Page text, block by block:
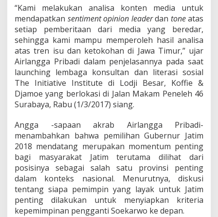
"
K
h
o
f
i
a
h
T
a
p
i
e
m
i
l
i
k
i
P
R
“Kami melakukan analisa konten media untuk
mendapatkan sentiment opinion leaderdan toneatas
setiap pemberitaan dari media yang beredar,
sehingga kami mampu memperoleh hasil analisa
atas tren isu dan ketokohan di Jawa Timur,” ujar
Airlangga Pribadi dalam penjelasannya pada saat
launching lembaga konsultan dan literasi sosial
The Initiative Institute di Lodji Besar, Koffie &
Djamoe yang berlokasi di Jalan Makam Peneleh 46
Surabaya, Rabu (1/3/2017) siang.
Angga -sapaan akrab Airlangga Pribadi-
menambahkan bahwa pemilihan Gubernur Jatim
2018 mendatang merupakan momentum penting
bagi masyarakat Jatim terutama dilihat dari
posisinya sebagai salah satu provinsi penting
dalam konteks nasional. Menurutnya, diskusi
tentang siapa pemimpin yang layak untuk Jatim
penting dilakukan untuk menyiapkan kriteria
kepemimpinan pengganti Soekarwo ke depan.